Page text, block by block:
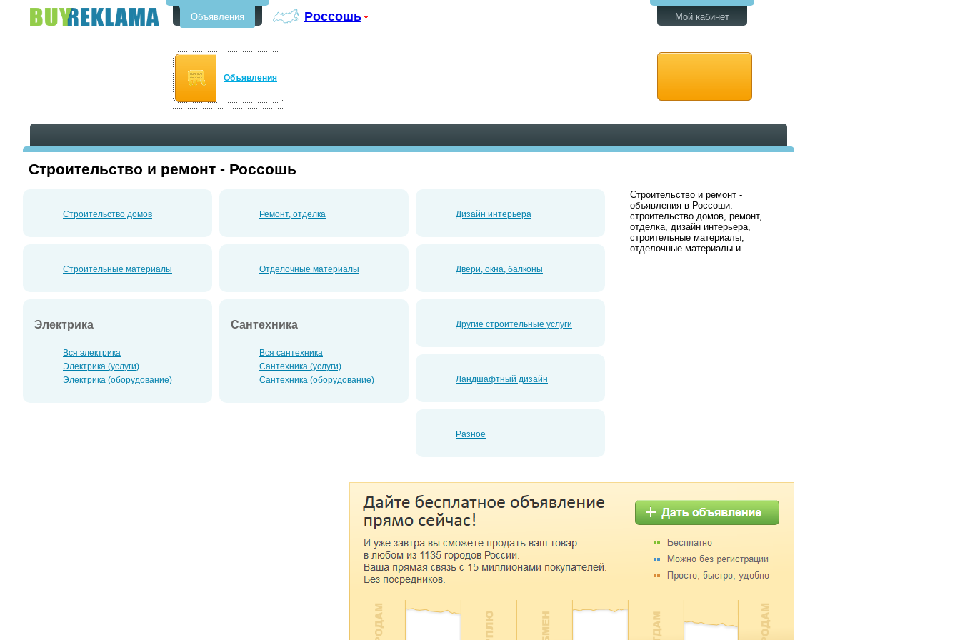
Объявления Россошь
Объявления
Мой кабинет
Строительство и ремонт - Россошь
Строительство домов Ремонт, отделка Дизайн интерьера
Строительные материалы Отделочные материалы Двери, окна, балконы
Электрика
Вся электрика
Электрика (услуги)
Электрика (оборудование)
Сантехника
Вся сантехника
Сантехника (услуги)
Сантехника (оборудование)
Другие строительные услуги
Ландшафтный дизайн
Разное
Строительство и ремонт -
объявления в Россоши:
строительство домов, ремонт,
отделка, дизайн интерьера,
строительные материалы,
отделочные материалы и.